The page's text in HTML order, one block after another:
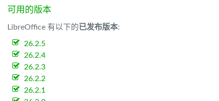
可用的版本
LibreOffice 有以下的已发布版本:
26.2.5
26.2.4
26.2.3
26.2.2
26.2.1